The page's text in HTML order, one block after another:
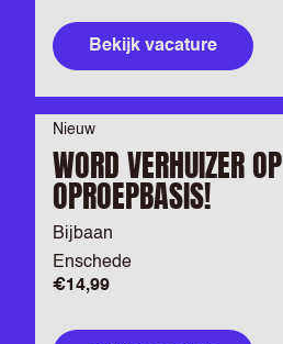
Bekijk vacature
Nieuw
WORD VERHUIZER OP
OPROEPBASIS!
Bijbaan
Enschede
€14,99